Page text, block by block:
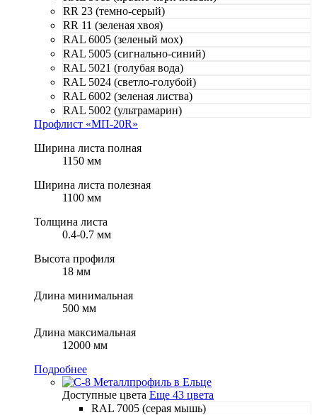
RR 23 (темно-серый)
RR 11 (зеленая хвоя)
RAL 6005 (зеленый мох)
RAL 5005 (сигнально-синий)
RAL 5021 (голубая вода)
RAL 5024 (светло-голубой)
RAL 6002 (зеленая листва)
RAL 5002 (ультрамарин)
Профлист «МП-20R»
Ширина листа полная
1150 мм
Ширина листа полезная
1100 мм
Толщина листа
0.4-0.7 мм
Высота профиля
18 мм
Длина минимальная
500 мм
Длина максимальная
12000 мм
Подробнее
Доступные цвета Еще 43 цвета
RAL 7005 (серая мышь)